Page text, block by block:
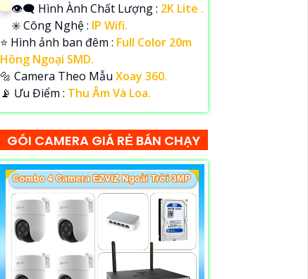
👁️‍🗨 Hình Ành Chất Lượng : 2K Lite .
✳️ Công Nghệ : IP Wifi.
⭐ Hình ảnh ban đêm : Full Color 20m
Hồng Ngoại SMD.
🔩 Camera Theo Mẫu Xoay 360.
️📡 Ưu Điểm : Thu Âm Và Loa.
GÓI CAMERA GIÁ RẺ BÁN CHẠY